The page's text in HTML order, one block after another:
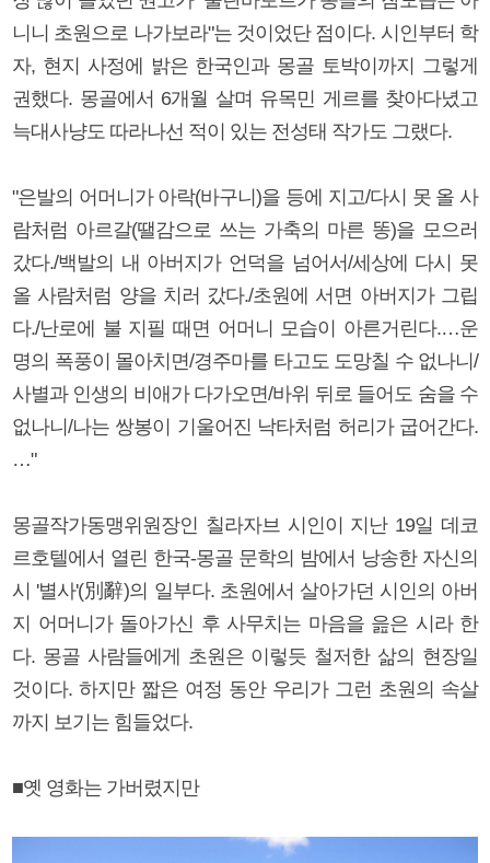
니니 초원으로 나가보라"는 것이었단 점이다. 시인부터 학
자, 현지 사정에 밝은 한국인과 몽골 토박이까지 그렇게
권했다. 몽골에서 6개월 살며 유목민 게르를 찾아다녔고
늑대사냥도 따라나선 적이 있는 전성태 작가도 그랬다.
"은발의 어머니가 아락(바구니)을 등에 지고/다시 못 올 사
람처럼 아르갈(땔감으로 쓰는 가축의 마른 똥)을 모으러
갔다./백발의 내 아버지가 언덕을 넘어서/세상에 다시 못
올 사람처럼 양을 치러 갔다./초원에 서면 아버지가 그립
다./난로에 불 지필 때면 어머니 모습이 아른거린다.…운
명의 폭풍이 몰아치면/경주마를 타고도 도망칠 수 없나니/
사별과 인생의 비애가 다가오면/바위 뒤로 들어도 숨을 수
없나니/나는 쌍봉이 기울어진 낙타처럼 허리가 굽어간다.
…"
몽골작가동맹위원장인 칠라자브 시인이 지난 19일 데코
르호텔에서 열린 한국-몽골 문학의 밤에서 낭송한 자신의
시 '별사'(別辭)의 일부다. 초원에서 살아가던 시인의 아버
지 어머니가 돌아가신 후 사무치는 마음을 읊은 시라 한
다. 몽골 사람들에게 초원은 이렇듯 철저한 삶의 현장일
것이다. 하지만 짧은 여정 동안 우리가 그런 초원의 속살
까지 보기는 힘들었다.
■옛 영화는 가버렸지만